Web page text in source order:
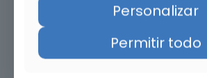
Precio de reformar
Huesca
Personalizar
Permitir todo